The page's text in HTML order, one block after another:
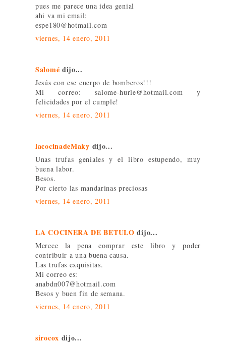
pues me parece una idea genial
ahi va mi email:
espe180@hotmail.com
viernes, 14 enero, 2011
Salomé dijo...
Jesús con ese cuerpo de bomberos!!!
Mi correo: salome-hurle@hotmail.com y
felicidades por el cumple!
viernes, 14 enero, 2011
lacocinadeMaky dijo...
Unas trufas geniales y el libro estupendo, muy
buena labor.
Besos.
Por cierto las mandarinas preciosas
viernes, 14 enero, 2011
LA COCINERA DE BETULO dijo...
Merece la pena comprar este libro y poder
contribuir a una buena causa.
Las trufas exquisitas.
Mi correo es:
anabdn007@hotmail.com
Besos y buen fin de semana.
viernes, 14 enero, 2011
sirocox dijo...